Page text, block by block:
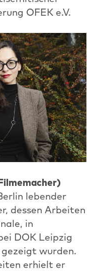
OFEK e.V.
lebender
dessen Arbeiten
in
DOK Leipzig
gezeigt wurden.
erhielt er